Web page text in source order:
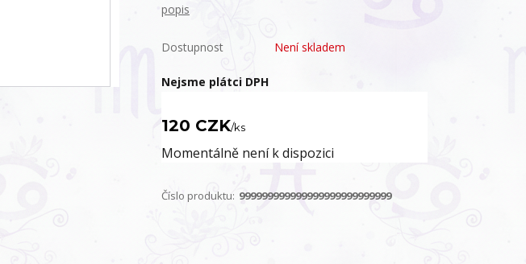
popis
Dostupnost Není skladem
Nejsme plátci DPH
120 CZK/ks
Momentálně není k dispozici
Číslo produktu: 999999999999999999999999999